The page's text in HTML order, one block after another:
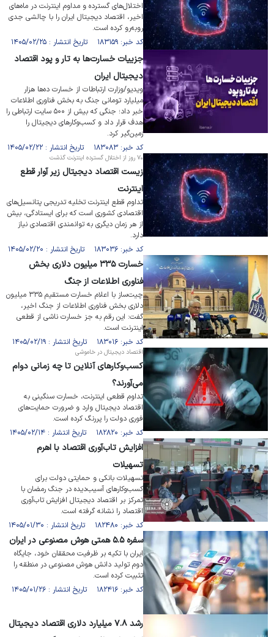
اختلال‌های گسترده و مداوم اینترنت در ماه‌های
اخیر، اقتصاد دیجیتال ایران را با چالشی جدی
روبه‌رو کرده است.
کد خبر: ۱۸۳۱۵۹ تاریخ انتشار : ۱۴۰۵/۰۲/۲۵
جزییات خسارت‌ها به تار و پود اقتصاد
دیجیتال ایران
ویدیو/وزارت ارتباطات از خسارت ده‌ها هزار
میلیارد تومانی جنگ به بخش فناوری اطلاعات
خبر داد؛ جنگی که بیش از ۵۰۰ سایت ارتباطی را
هدف قرار داد و کسب‌وکارهای دیجیتال را
زمین‌گیر کرد.
کد خبر: ۱۸۳۰۸۳ تاریخ انتشار : ۱۴۰۵/۰۲/۲۲
۷۰ روز از اختلال گسترده اینترنت گذشت
زیست اقتصاد دیجیتال زیر آوار قطع
اینترنت
تداوم قطع اینترنت تخلیه تدریجی پتانسیل‌های
اقتصادی کشوری است که برای ایستادگی، بیش
از هر زمان دیگری به توانمندی اقتصادی نیاز
دارد.
کد خبر: ۱۸۳۰۳۶ تاریخ انتشار : ۱۴۰۵/۰۲/۲۰
خسارت ۳۳۵ میلیون دلاری بخش
فناوری اطلاعات از جنگ
چیت‌ساز با اعلام خسارت مستقیم ۳۳۵ میلیون
دلاری بخش فناوری اطلاعات از جنگ اخیر،
گفت: این رقم به جز خسارت ناشی از قطعی
اینترنت است.
کد خبر: ۱۸۳۰۱۶ تاریخ انتشار : ۱۴۰۵/۰۲/۱۹
اقتصاد دیجیتال در خاموشی
کسب‌و‌کار‌های آنلاین تا چه زمانی دوام
می‌آورند؟
تداوم قطعی اینترنت، خسارت سنگینی به
اقتصاد دیجیتال وارد و ضرورت حمایت‌های
فوری دولت را پررنگ کرده است.
کد خبر: ۱۸۲۸۲۰ تاریخ انتشار : ۱۴۰۵/۰۲/۱۴
افزایش تاب‌آوری اقتصاد با اهرم
تسهیلات
تسهیلات بانکی و حمایتی دولت برای
کسب‌وکار‌های آسیب‌دیده در جنگ رمضان با
تمرکز بر اقتصاد دیجیتال افزایش تاب‌آوری
اقتصاد را نشانه گرفته است.
کد خبر: ۱۸۲۴۸۰ تاریخ انتشار : ۱۴۰۵/۰۱/۳۰
سفره ۵.۵ همتی هوش مصنوعی در ایران
ایران با تکیه بر ظرفیت محققان خود، جایگاه
دوم تولید دانش هوش مصنوعی در منطقه را
تثبیت کرده است.
کد خبر: ۱۸۲۴۱۶ تاریخ انتشار : ۱۴۰۵/۰۱/۲۶
رشد ۷.۸ میلیارد دلاری اقتصاد دیجیتال